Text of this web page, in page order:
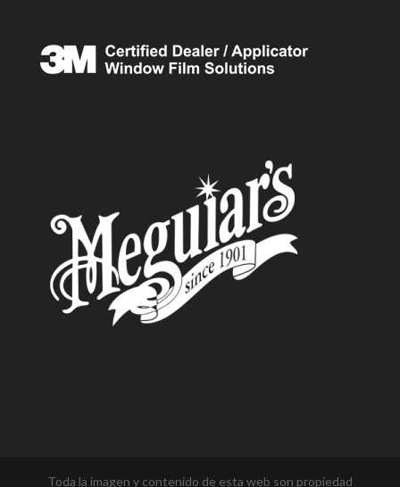
Toda la imagen y contenido de esta web son propiedad